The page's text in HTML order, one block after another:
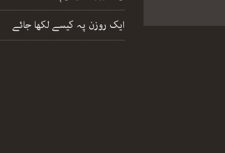
ایک روزن پہ کیسے لکھا جائے